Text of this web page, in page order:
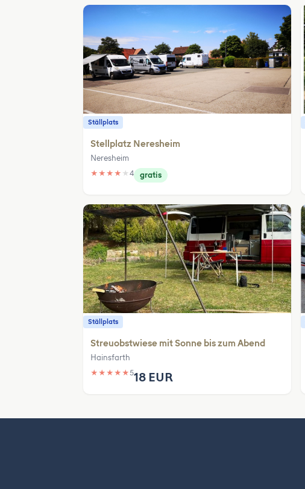
Ställplats
Stellplatz Neresheim
Neresheim
★ ★ ★ ★ ★ 4 gratis
Ställplats
Streuobstwiese mit Sonne bis zum Abend
Hainsfarth
★ ★ ★ ★ ★518 EUR